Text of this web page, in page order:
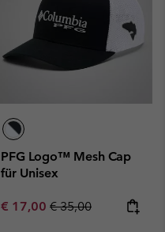
PFG Logo™ Mesh Cap
für Unisex
Sale price:
€ 17,00 Regular price:
€ 35,00